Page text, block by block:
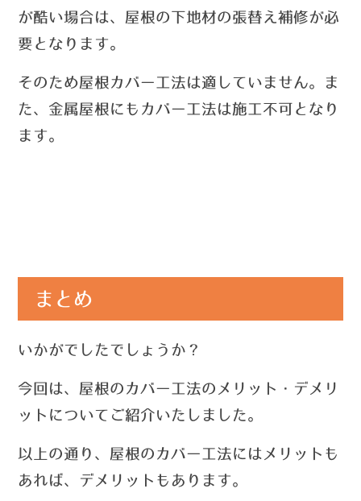
が酷い場合は、屋根の下地材の張替え補修が必
要となります。
そのため屋根カバー工法は適していません。ま
た、金属屋根にもカバー工法は施工不可となり
ます。
まとめ
いかがでしたでしょうか？
今回は、屋根のカバー工法のメリット・デメリ
ットについてご紹介いたしました。
以上の通り、屋根のカバー工法にはメリットも
あれば、デメリットもあります。